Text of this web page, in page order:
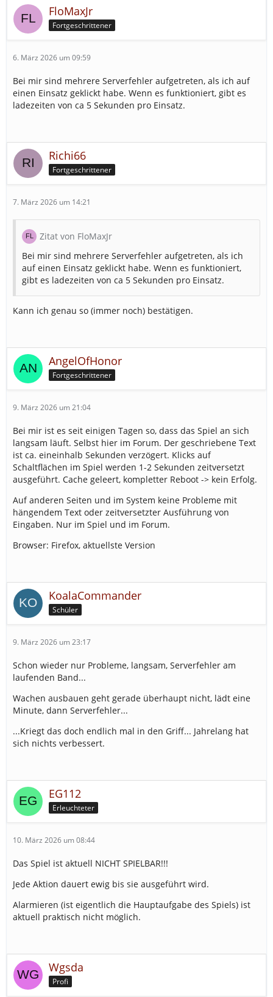
FloMaxJr
Fortgeschrittener
6. März 2026 um 09:59
Bei mir sind mehrere Serverfehler aufgetreten, als ich auf
einen Einsatz geklickt habe. Wenn es funktioniert, gibt es
ladezeiten von ca 5 Sekunden pro Einsatz.
Richi66
Fortgeschrittener
7. März 2026 um 14:21
Zitat von FloMaxJr
Bei mir sind mehrere Serverfehler aufgetreten, als ich
auf einen Einsatz geklickt habe. Wenn es funktioniert,
gibt es ladezeiten von ca 5 Sekunden pro Einsatz.
Kann ich genau so (immer noch) bestätigen.
AngelOfHonor
Fortgeschrittener
9. März 2026 um 21:04
Bei mir ist es seit einigen Tagen so, dass das Spiel an sich
langsam läuft. Selbst hier im Forum. Der geschriebene Text
ist ca. eineinhalb Sekunden verzögert. Klicks auf
Schaltflächen im Spiel werden 1-2 Sekunden zeitversetzt
ausgeführt. Cache geleert, kompletter Reboot -> kein Erfolg.
Auf anderen Seiten und im System keine Probleme mit
hängendem Text oder zeitversetzter Ausführung von
Eingaben. Nur im Spiel und im Forum.
Browser: Firefox, aktuellste Version
KoalaCommander
Schüler
9. März 2026 um 23:17
Schon wieder nur Probleme, langsam, Serverfehler am
laufenden Band...
Wachen ausbauen geht gerade überhaupt nicht, lädt eine
Minute, dann Serverfehler...
...Kriegt das doch endlich mal in den Griff... Jahrelang hat
sich nichts verbessert.
EG112
Erleuchteter
10. März 2026 um 08:44
Das Spiel ist aktuell NICHT SPIELBAR!!!
Jede Aktion dauert ewig bis sie ausgeführt wird.
Alarmieren (ist eigentlich die Hauptaufgabe des Spiels) ist
aktuell praktisch nicht möglich.
Wgsda
Profi